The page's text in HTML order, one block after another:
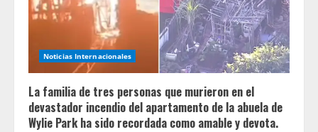
Noticias Internacionales
La familia de tres personas que murieron en el
devastador incendio del apartamento de la abuela de
Wylie Park ha sido recordada como amable y devota.